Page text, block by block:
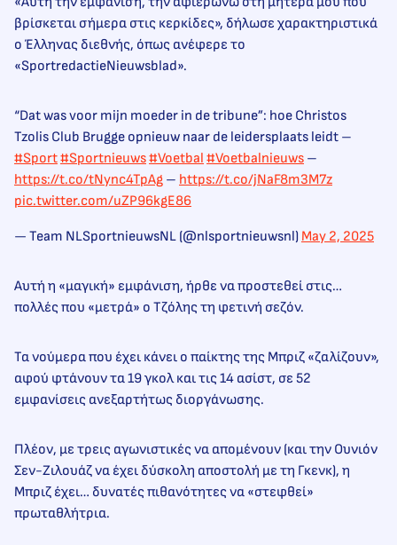
βρίσκεται σήμερα στις κερκίδες», δήλωσε χαρακτηριστικά
ο Έλληνας διεθνής, όπως ανέφερε το
«SportredactieNieuwsblad».
“Dat was voor mijn moeder in de tribune”: hoe Christos
Tzolis Club Brugge opnieuw naar de leidersplaats leidt –
#Sport#Sportnieuws#Voetbal #Voetbalnieuws –
https://t.co/tNync4TpAg – https://t.co/jNaF8m3M7z
pic.twitter.com/uZP96kgE86
— Team NLSportnieuwsNL (@nlsportnieuwsnl) May 2, 2025
Αυτή η «μαγική» εμφάνιση, ήρθε να προστεθεί στις…
πολλές που «μετρά» ο Τζόλης τη φετινή σεζόν.
Τα νούμερα που έχει κάνει ο παίκτης της Μπριζ «ζαλίζουν»,
αφού φτάνουν τα 19 γκολ και τις 14 ασίστ, σε 52
εμφανίσεις ανεξαρτήτως διοργάνωσης.
Πλέον, με τρεις αγωνιστικές να απομένουν (και την Ουνιόν
Σεν-Ζιλουάζ να έχει δύσκολη αποστολή με τη Γκενκ), η
Μπριζ έχει… δυνατές πιθανότητες να «στεφθεί»
πρωταθλήτρια.